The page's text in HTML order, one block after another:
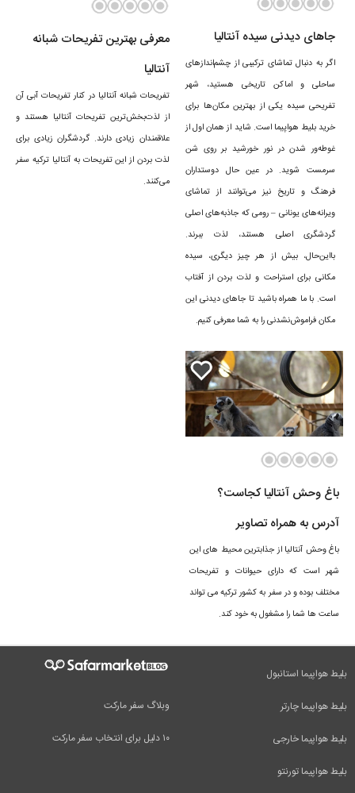
جاهای دیدنی سیده آنتالیا
اگر به دنبال تماشای ترکیبی از چشم‌اندازهای
ساحلی و اماکن تاریخی هستید، شهر
تفریحی سیده یکی از بهترین مکان‌ها برای
خرید بلیط هواپیما است. شاید از همان اول از
غوطه‌ور شدن در نور خورشید بر روی شن
سرمست شوید. در عین حال دوستداران
فرهنگ و تاریخ نیز می‌توانند از تماشای
ویرانه‌های یونانی – رومی که جاذبه‌های اصلی
گردشگری اصلی هستند، لذت ببرند.
بااین‌حال، بیش از هر چیز دیگری، سیده
مکانی برای استراحت و لذت بردن از آفتاب
است. با ما همراه باشید تا جاهای دیدنی این
مکان فراموش‌نشدنی را به شما معرفی کنیم.
معرفی بهترین تفریحات شبانه
آنتالیا
تفریحات شبانه آنتالیا در کنار تفریحات آبی آن
از لذت‌بخش‌ترین تفریحات آنتالیا هستند و
علاقمندان زیادی دارند. گردشگران زیادی برای
لذت بردن از این تفریحات به آنتالیا ترکیه سفر
می‌کنند.
باغ وحش آنتالیا کجاست؟
آدرس به همراه تصاویر
باغ وحش آنتالیا از جذابترین محیط های این
شهر است که دارای حیوانات و تفریحات
مختلف بوده و در سفر به کشور ترکیه می تواند
ساعت ها شما را مشغول به خود کند.
وبلاگ سفر مارکت
۱۰ دلیل برای انتخاب سفر مارکت
بلیط هواپیما استانبول
بلیط هواپیما چارتر
بلیط هواپیما خارجی
بلیط هواپیما تورنتو